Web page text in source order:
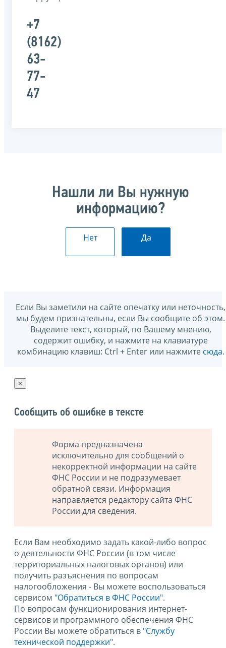
+7
(8162)
63-
77-
47
Нашли ли Вы нужную
информацию?
Нет Да
Если Вы заметили на сайте опечатку или неточность,
мы будем признательны, если Вы сообщите об этом.
Выделите текст, который, по Вашему мнению,
содержит ошибку, и нажмите на клавиатуре
комбинацию клавиш: Ctrl + Enter или нажмите сюда.
×
Сообщить об ошибке в тексте
Форма предназначена
исключительно для сообщений о
некорректной информации на сайте
ФНС России и не подразумевает
обратной связи. Информация
направляется редактору сайта ФНС
России для сведения.
Если Вам необходимо задать какой-либо вопрос
о деятельности ФНС России (в том числе
территориальных налоговых органов) или
получить разъяснения по вопросам
налогообложения - Вы можете воспользоваться
сервисом "Обратиться в ФНС России".
По вопросам функционирования интернет-
сервисов и программного обеспечения ФНС
России Вы можете обратиться в "Службу
технической поддержки".